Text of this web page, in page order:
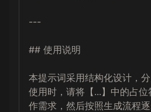
---
## 使用说明
本提示词采用结构化设计，分
使用时，请将【...】中的占
作需求，然后按照生成流程